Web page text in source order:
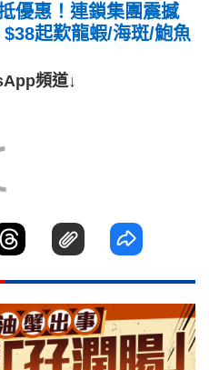
優惠！連鎖集團震撼
起歎龍蝦/海斑/鮑魚
頻道↓